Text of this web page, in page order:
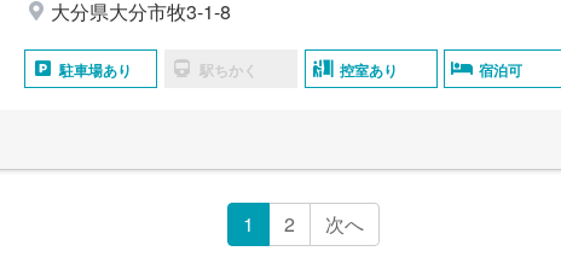
大分県大分市牧3-1-8
駐車場あり 駅ちかく 控室あり 宿泊可
1 2 次へ